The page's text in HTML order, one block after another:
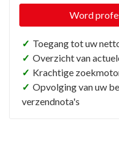
lasnaadbewerking en
Word
✓ Toegang tot uw
✓ Overzicht van
✓ Krachtige
✓ Opvolging van uw
verzendnota's